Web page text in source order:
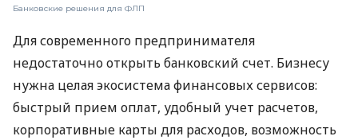
Банковские решения для ФЛП
Для современного предпринимателя
недостаточно открыть банковский счет. Бизнесу
нужна целая экосистема финансовых сервисов:
быстрый прием оплат, удобный учет расчетов,
корпоративные карты для расходов, возможность